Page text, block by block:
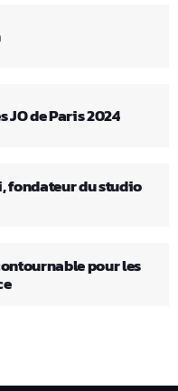
JO de Paris 2024
fondateur du studio
pour les